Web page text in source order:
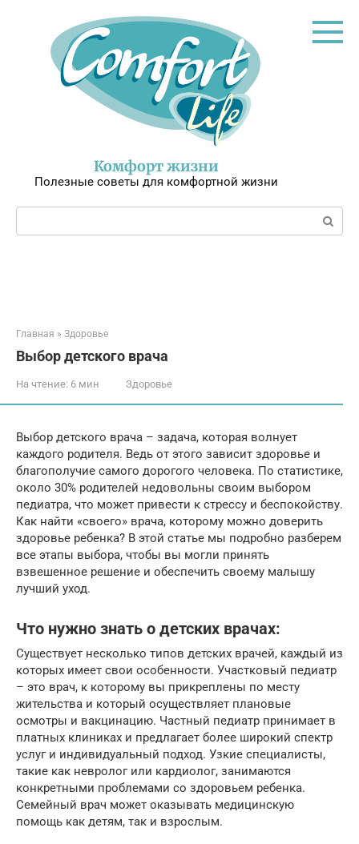
Комфорт жизни
Полезные советы для комфортной жизни
Поиск:
Главная » Здоровье
Выбор детского врача
На чтение: 6 мин Здоровье
Выбор детского врача – задача, которая волнует
каждого родителя. Ведь от этого зависит здоровье и
благополучие самого дорогого человека. По статистике,
около 30% родителей недовольны своим выбором
педиатра, что может привести к стрессу и беспокойству.
Как найти «своего» врача, которому можно доверить
здоровье ребенка? В этой статье мы подробно разберем
все этапы выбора, чтобы вы могли принять
взвешенное решение и обеспечить своему малышу
лучший уход.
Что нужно знать о детских врачах:
Существует несколько типов детских врачей, каждый из
которых имеет свои особенности. Участковый педиатр
– это врач, к которому вы прикреплены по месту
жительства и который осуществляет плановые
осмотры и вакцинацию. Частный педиатр принимает в
платных клиниках и предлагает более широкий спектр
услуг и индивидуальный подход. Узкие специалисты,
такие как невролог или кардиолог, занимаются
конкретными проблемами со здоровьем ребенка.
Семейный врач может оказывать медицинскую
помощь как детям, так и взрослым.